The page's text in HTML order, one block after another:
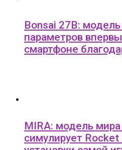
Bonsai 27B:
параметров
смартфоне
MIRA: модель
симулирует Rocket